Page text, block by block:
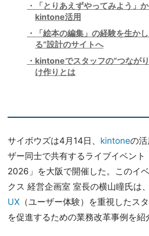
「とりあえずやってみよう」
kintone活用
「絵本の編集」の経験を生か
る”設計のサイトへ
kintoneでスタッフの“つなが
け作りとは
サイボウズは4月14日、 kintoneの
ザー同士で共有するライブイベン
2026」を大阪で開催した。このイ
クス 経営企画室 室長の横山瞳氏は
UX （ユーザー体験）を重視したス
を促進するための業務改革事例を紹